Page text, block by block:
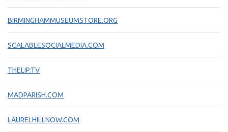
BIRMINGHAMMUSEUMSTORE.ORG
SCALABLESOCIALMEDIA.COM
THELIP.TV
MADPARISH.COM
LAURELHILLNOW.COM